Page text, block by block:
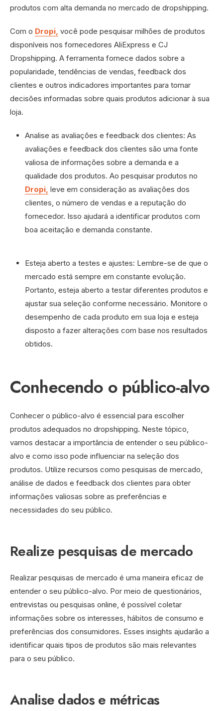
produtos com alta demanda no mercado de dropshipping.
Com o Dropi, você pode pesquisar milhões de produtos
disponíveis nos fornecedores AliExpress e CJ
Dropshipping. A ferramenta fornece dados sobre a
popularidade, tendências de vendas, feedback dos
clientes e outros indicadores importantes para tomar
decisões informadas sobre quais produtos adicionar à sua
loja.
Analise as avaliações e feedback dos clientes: As
avaliações e feedback dos clientes são uma fonte
valiosa de informações sobre a demanda e a
qualidade dos produtos. Ao pesquisar produtos no
Dropi, leve em consideração as avaliações dos
clientes, o número de vendas e a reputação do
fornecedor. Isso ajudará a identificar produtos com
boa aceitação e demanda constante.
Esteja aberto a testes e ajustes: Lembre-se de que o
mercado está sempre em constante evolução.
Portanto, esteja aberto a testar diferentes produtos e
ajustar sua seleção conforme necessário. Monitore o
desempenho de cada produto em sua loja e esteja
disposto a fazer alterações com base nos resultados
obtidos.
Conhecendo o público-alvo
Conhecer o público-alvo é essencial para escolher
produtos adequados no dropshipping. Neste tópico,
vamos destacar a importância de entender o seu público-
alvo e como isso pode influenciar na seleção dos
produtos. Utilize recursos como pesquisas de mercado,
análise de dados e feedback dos clientes para obter
informações valiosas sobre as preferências e
necessidades do seu público.
Realize pesquisas de mercado
Realizar pesquisas de mercado é uma maneira eficaz de
entender o seu público-alvo. Por meio de questionários,
entrevistas ou pesquisas online, é possível coletar
informações sobre os interesses, hábitos de consumo e
preferências dos consumidores. Esses insights ajudarão a
identificar quais tipos de produtos são mais relevantes
para o seu público.
Analise dados e métricas